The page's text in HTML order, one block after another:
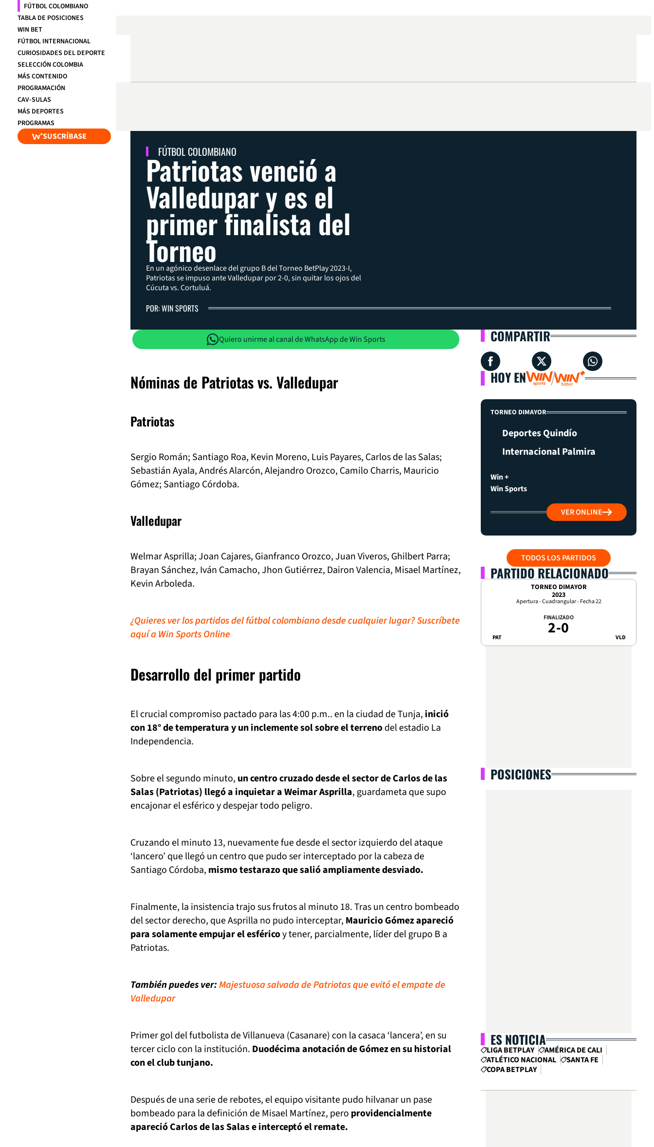
FÚTBOL COLOMBIANO
TABLA DE POSICIONES
WIN BET
FÚTBOL INTERNACIONAL
CURIOSIDADES DEL DEPORTE
SELECCIÓN COLOMBIA
MÁS CONTENIDO
PROGRAMACIÓN
CAV-SULAS
MÁS DEPORTES
PROGRAMAS
SUSCRÍBASE
FÚTBOL COLOMBIANO
Patriotas venció a
Valledupar y es el
primer finalista del
Torneo
En un agónico desenlace del grupo B del Torneo BetPlay 2023-I,
Patriotas se impuso ante Valledupar por 2-0, sin quitar los ojos del
Cúcuta vs. Cortuluá.
POR: WIN SPORTS
Quiero unirme al canal de WhatsApp de Win Sports
Nóminas de Patriotas vs. Valledupar
Patriotas
Sergio Román; Santiago Roa, Kevin Moreno, Luis Payares, Carlos de las Salas;
Sebastián Ayala, Andrés Alarcón, Alejandro Orozco, Camilo Charris, Mauricio
Gómez; Santiago Córdoba.
Valledupar
Welmar Asprilla; Joan Cajares, Gianfranco Orozco, Juan Viveros, Ghilbert Parra;
Brayan Sánchez, Iván Camacho, Jhon Gutiérrez, Dairon Valencia, Misael Martínez,
Kevin Arboleda.
¿Quieres ver los partidos del fútbol colombiano desde cualquier lugar? Suscríbete
aquí a Win Sports Online
Desarrollo del primer partido
El crucial compromiso pactado para las 4:00 p.m.. en la ciudad de Tunja, inició
con 18° de temperatura y un inclemente sol sobre el terrenodel estadio La
Independencia.
Sobre el segundo minuto, un centro cruzado desde el sector de Carlos de las
Salas (Patriotas) llegó a inquietar a Weimar Asprilla, guardameta que supo
encajonar el esférico y despejar todo peligro.
Cruzando el minuto 13, nuevamente fue desde el sector izquierdo del ataque
‘lancero’ que llegó un centro que pudo ser interceptado por la cabeza de
Santiago Córdoba, mismo testarazo que salió ampliamente desviado.
Finalmente, la insistencia trajo sus frutos al minuto 18. Tras un centro bombeado
del sector derecho, que Asprilla no pudo interceptar, Mauricio Gómez apareció
para solamente empujar el esféricoy tener, parcialmente, líder del grupo B a
Patriotas.
También puedes ver:Majestuosa salvada de Patriotas que evitó el empate de
Valledupar
Primer gol del futbolista de Villanueva (Casanare) con la casaca ‘lancera’, en su
tercer ciclo con la institución. Duodécima anotación de Gómez en su historial
con el club tunjano.
Después de una serie de rebotes, el equipo visitante pudo hilvanar un pase
bombeado para la definición de Misael Martínez, pero providencialmente
apareció Carlos de las Salas e interceptó el remate.
COMPARTIR
HOY EN
TORNEO DIMAYOR
Deportes Quindío
Internacional Palmira
Win +
Win Sports
VER ONLINE
TODOS LOS PARTIDOS
PARTIDO RELACIONADO
TORNEO DIMAYOR
2023
Apertura - Cuadrangular - Fecha 22
PAT
FINALIZADO
2-0 VLD
POSICIONES
ES NOTICIA
LIGA BETPLAY
AMÉRICA DE CALI
ATLÉTICO NACIONAL
SANTA FE
COPA BETPLAY